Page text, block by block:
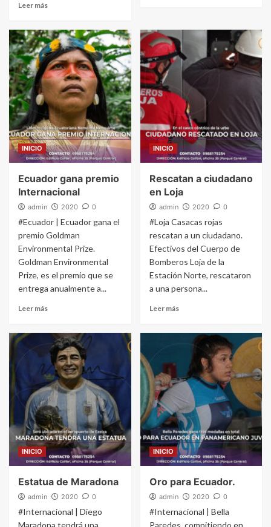
Leer más
INICIO
Ecuador gana premio
Internacional
admin 2020 0
#Ecuador | Ecuador gana el
premio Goldman
Environmental Prize.
Goldman Environmental
Prize, es el premio que se
entrega anualmente a...
Leer más
INICIO
Rescatan a ciudadano
en Loja
admin 2020 0
#Loja Casacas rojas
rescatan a un ciudadano.
Efectivos del Cuerpo de
Bomberos Loja de la
Estación Norte, rescataron
a una persona...
Leer más
INICIO
Estatua de Maradona
admin 2020 0
#Internacional | Diego
INICIO
Oro para Ecuador.
admin 2020 0
#Internacional | Bella